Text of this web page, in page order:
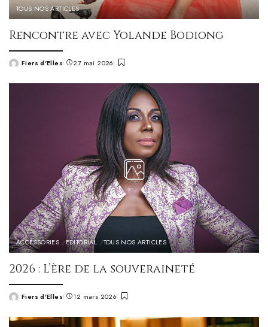
TOUS NOS ARTICLES
Rencontre avec Yolande Bodiong
PostedFiers d'Elles 27 mai 2026
ACCESSORIES EDITORIAL TOUS NOS ARTICLES
2026 : L’ère de la souveraineté
PostedFiers d'Elles 12 mars 2026